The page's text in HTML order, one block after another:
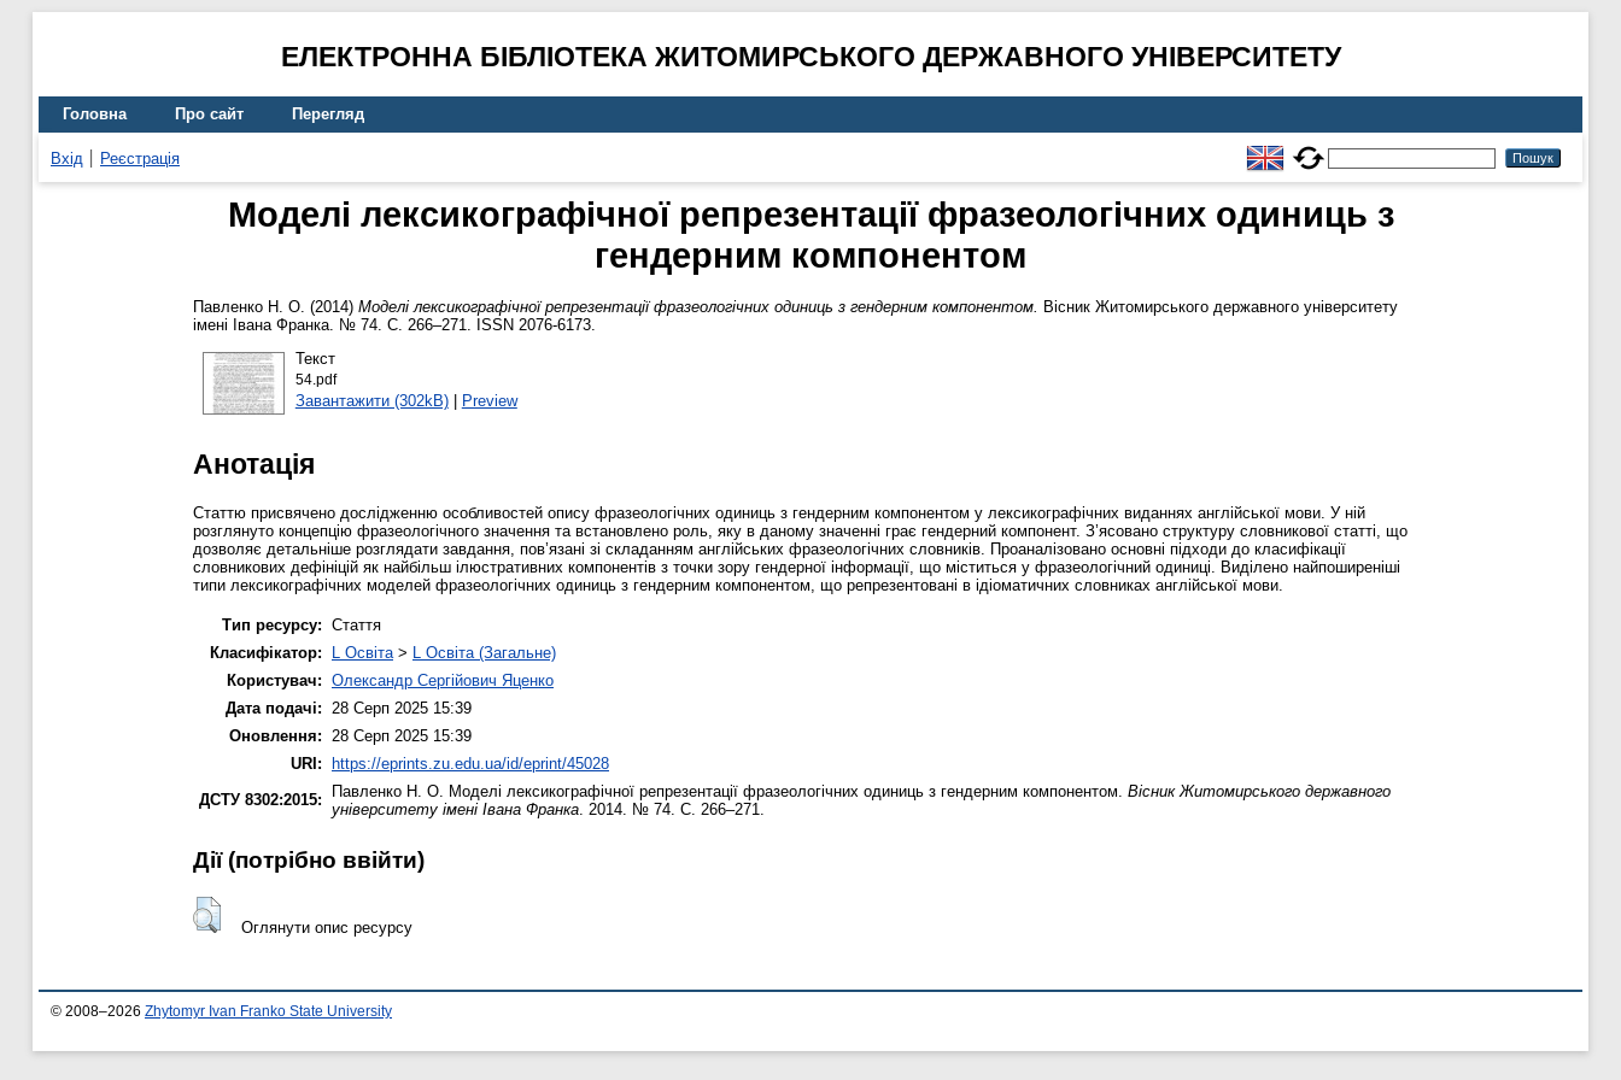
ЕЛЕКТРОННА БІБЛІОТЕКА ЖИТОМИРСЬКОГО ДЕРЖАВНОГО УНІВЕРСИТЕТУ
Головна Про сайт Перегляд
Вхід Реєстрація
Моделі лексикографічної репрезентації фразеологiчних одиниць з
гендерним компонентом
Павленко Н. О. (2014) Моделі лексикографічної репрезентації фразеологiчних одиниць з гендерним компонентом. Вісник Житомирського державного університету
імені Івана Франка. № 74. С. 266–271. ISSN 2076-6173.
Текст
54.pdf
Завантажити (302kB)| Preview
Анотація
Статтю присвячено дослідженню особливостей опису фразеологічних одиниць з гендерним компонентом у лексикографічних виданнях англійської мови. У нiй
розглянуто концепцію фразеологічного значення та встановлено роль, яку в даному значенні грає гендерний компонент. З’ясовано структуру словникової статті, що
дозволяє детальніше розглядати завдання, пов’язанi зi складанням англійських фразеологічних словників. Проаналізовано основнi пiдходи до класифікації
cловникових дефініцій як найбільш ілюстративних компонентів з точки зору гендерної інформації, що міститься у фразеологічний одиниці. Виділено найпоширеніші
типи лексикографічних моделей фразеологічних одиниць з гендерним компонентом, що репрезентованi в iдiоматичних словниках англійської мови.
Тип ресурсу: Стаття
Класифікатор:
L Освіта > L Освіта (Загальне)
Користувач: Олександр Сергійович Яценко
Дата подачі:
28 Серп 2025 15:39
Оновлення:
28 Серп 2025 15:39
URI: https://eprints.zu.edu.ua/id/eprint/45028
ДСТУ 8302:2015:
Павленко Н. О. Моделі лексикографічної репрезентації фразеологiчних одиниць з гендерним компонентом. Вісник Житомирського державного
університету імені Івана Франка . 2014. № 74. С. 266–271.
Дії ​​(потрібно ввійти)
Оглянути опис ресурсу
© 2008–2026 Zhytomyr Ivan Franko State University